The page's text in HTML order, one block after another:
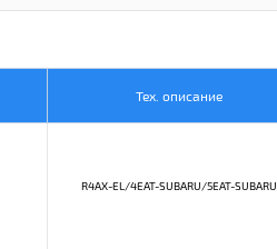
Тех. описание
R4AX-EL/4EAT-SUBARU/5EAT-SUBARU